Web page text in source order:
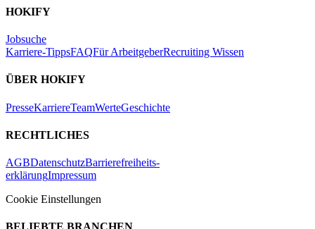
HOKIFY
Jobsuche
Karriere-TippsFAQFür ArbeitgeberRecruiting Wissen
ÜBER HOKIFY
PresseKarriereTeamWerteGeschichte
RECHTLICHES
AGBDatenschutzBarrierefreiheits-
erklärungImpressum
Cookie Einstellungen